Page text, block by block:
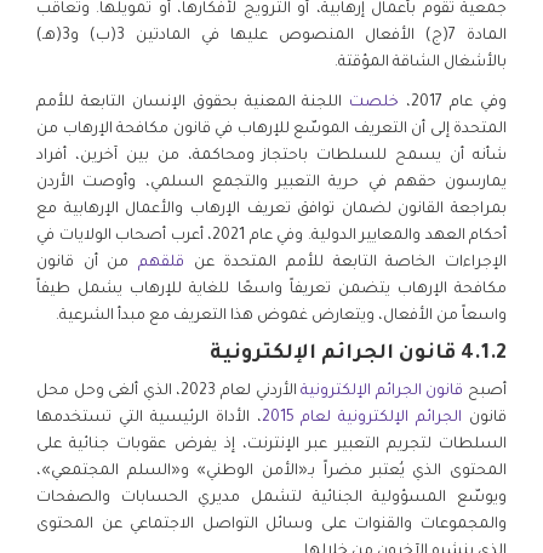
جمعية تقوم بأعمال إرهابية، أو الترويج لأفكارها، أو تمويلها. وتعاقب
المادة 7(ج) الأفعال المنصوص عليها في المادتين 3(ب) و3(هـ)
بالأشغال الشاقة المؤقتة.
وفي عام 2017، خلصت اللجنة المعنية بحقوق الإنسان التابعة للأمم
المتحدة إلى أن التعريف الموسّع للإرهاب في قانون مكافحة الإرهاب من
شأنه أن يسمح للسلطات باحتجاز ومحاكمة، من بين آخرين، أفراد
يمارسون حقهم في حرية التعبير والتجمع السلمي، وأوصت الأردن
بمراجعة القانون لضمان توافق تعريف الإرهاب والأعمال الإرهابية مع
أحكام العهد والمعايير الدولية. وفي عام 2021، أعرب أصحاب الولايات في
الإجراءات الخاصة التابعة للأمم المتحدة عن قلقهم من أن قانون
مكافحة الإرهاب يتضمن تعريفاً واسعًا للغاية للإرهاب يشمل طيفاً
واسعاً من الأفعال، ويتعارض غموض هذا التعريف مع مبدأ الشرعية.
4.1.2 قانون الجرائم الإلكترونية
أصبح قانون الجرائم الإلكترونية
الأردني لعام 2023، الذي ألغى وحل محل
قانون الجرائم الإلكترونية لعام 2015
، الأداة الرئيسية التي تستخدمها
السلطات لتجريم التعبير عبر الإنترنت، إذ يفرض عقوبات جنائية على
المحتوى الذي يُعتبر مضراً بـ«الأمن الوطني» و«السلم المجتمعي»،
ويوسّع المسؤولية الجنائية لتشمل مديري الحسابات والصفحات
والمجموعات والقنوات على وسائل التواصل الاجتماعي عن المحتوى